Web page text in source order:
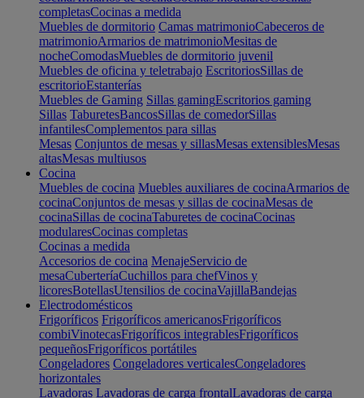
completasCocinas a medida
Muebles de dormitorio Camas matrimonioCabeceros de
matrimonioArmarios de matrimonioMesitas de
nocheComodasMuebles de dormitorio juvenil
Muebles de oficina y teletrabajo EscritoriosSillas de
escritorioEstanterías
Muebles de Gaming Sillas gamingEscritorios gaming
Sillas TaburetesBancosSillas de comedorSillas
infantilesComplementos para sillas
Mesas Conjuntos de mesas y sillasMesas extensiblesMesas
altasMesas multiusos
Cocina
Muebles de cocina Muebles auxiliares de cocinaArmarios de
cocinaConjuntos de mesas y sillas de cocinaMesas de
cocinaSillas de cocinaTaburetes de cocinaCocinas
modularesCocinas completas
Cocinas a medida
Accesorios de cocina MenajeServicio de
mesaCuberteríaCuchillos para chefVinos y
licoresBotellasUtensilios de cocinaVajillaBandejas
Electrodomésticos
Frigoríficos Frigoríficos americanosFrigoríficos
combiVinotecasFrigoríficos integrablesFrigoríficos
pequeñosFrigoríficos portátiles
Congeladores Congeladores verticalesCongeladores
horizontales
Lavadoras Lavadoras de carga frontalLavadoras de carga